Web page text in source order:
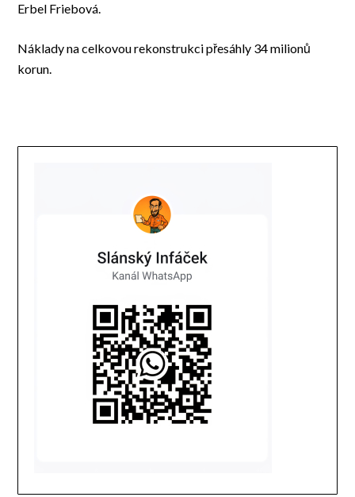
Erbel Friebová.
Náklady na celkovou rekonstrukci přesáhly 34 milionů
korun.